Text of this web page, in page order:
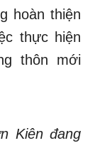
hoàn thiện
thực hiện
thôn mới
Kiên đang